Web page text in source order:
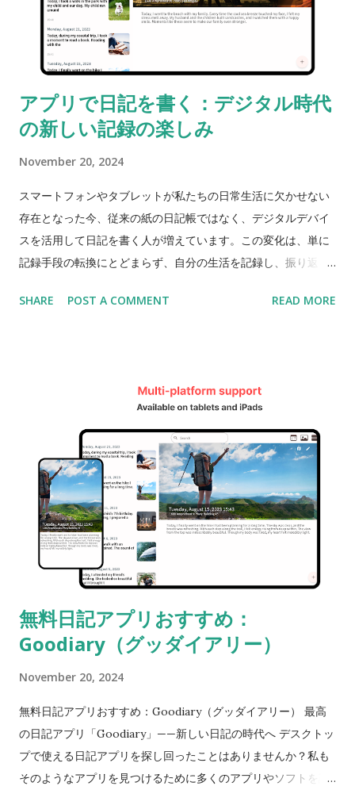
覧できます。 ギャラリーおよびカレンダー機能 日記にはテキス
トだけでなく、写真やイラストも含めることができます。この
プログラムはギャラリー機能を提供しており、日記に写真を追
出を記録する際には、その日の写真と一緒に日記を書くことが
できます。 また、カレンダー機能を利用して、日記を日付ごと
め、日記の管理がよりスムーズになります。 パスワード認証お
よびデータ暗号化機能 個人的な内容を含む日記を安全に保護す
ることは非常に重要です。このプログラムはパスワード認証機
能を提供しており、他人が簡単にアクセスできないようセキュ
リティを強化します。さらに、データ暗号化機能により、記録
がありません。 タグと便利な検索機能 多くの日記を記録してい
えば、「旅行」「感情」「目標」といったタグを追加しておけ
ば、関連する内容をすぐに見つけることができます。また、検
索機能も直感的で強力で、日記の...
アプリで日記を書く：デジタル時代
の新しい記録の楽しみ
November 20, 2024
スマートフォンやタブレットが私たちの日常生活に欠かせない
存在となった今、従来の紙の日記帳ではなく、デジタルデバイ
スを活用して日記を書く人が増えています。この変化は、単に
記録手段の転換にとどまらず、自分の生活を記録し、振り返る
じて日記を書くことの利点と、それによって得られる新しい楽
ートフォンは常に手元にあります。突然のアイデアや感情を記
力です。移動中、待ち時間、寝る前など、どんな時でも記録で
きるため、日記を書くハードルが大幅に下がります。 2. 多様な
記録形式：テキストだけでなく写真、音声、位置情報も 紙の日
記では主に文字やイラストで表現しますが、デジタル日記アプ
リではより多様な形式で記録が可能です。文字で表現しきれな
い瞬間を写真や動画で残したり、音声録音を通じてその時の感
情を鮮明に記録することができます。これにより、日記は単な
ています。多様なメディアを活用することで、日常の瞬間をよ
り鮮やかで豊かに記録することができます。 3. 検索と整理のし
きる点です。キーワード検索を使えば、過去の特定の記録を素
早く見つけられ、日付、感情、テーマなどの基準で日記を分
類・整理することもできます。これにより、自分の生活をより
体系的に振り返り、分析することができます。 4. データ可視化
による自己理解 一部の日記アプリでは、ユーザーの記録を基に
SHARE POST A COMMENT READ MORE
無料日記アプリおすすめ：
Goodiary（グッダイアリー）
November 20, 2024
無料日記アプリおすすめ：Goodiary（グッダイアリー） 最高
の日記アプリ「Goodiary」——新しい日記の時代へ デスクトッ
プで使える日記アプリを探し回ったことはありませんか？私も
そのようなアプリを見つけるために多くのアプリやソフトを試